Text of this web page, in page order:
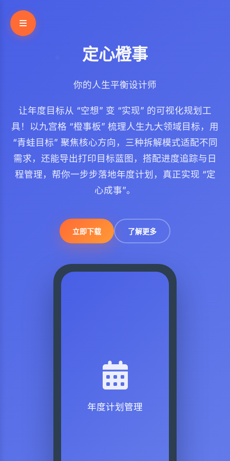
定心橙事
你的人生平衡设计师
让年度目标从 “空想” 变 “实现” 的可视化规划工
具！以九宫格 “橙事板” 梳理人生九大领域目标，用
“青蛙目标” 聚焦核心方向，三种拆解模式适配不同
需求，还能导出打印目标蓝图，搭配进度追踪与日
程管理，帮你一步步落地年度计划，真正实现 “定
心成事”。
立即下载 了解更多
年度计划管理